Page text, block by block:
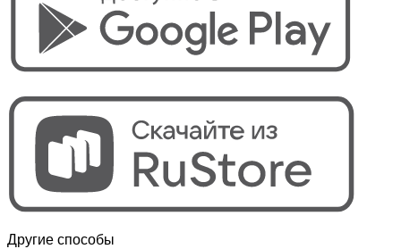
Другие способы